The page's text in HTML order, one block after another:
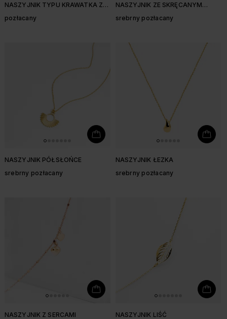
NASZYJNIK TYPU KRAWATKA Z
pozłacany
NASZYJNIK ZE SKRĘCANYM
srebrny pozłacany
NASZYJNIK PÓŁSŁOŃCE
srebrny pozłacany
NASZYJNIK ŁEZKA
srebrny pozłacany
NASZYJNIK Z SERCAMI
NASZYJNIK LIŚĆ